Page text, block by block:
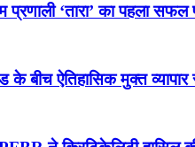
प्रणाली ‘तारा’ का पहला सफल
के बीच ऐतिहासिक मुक्त